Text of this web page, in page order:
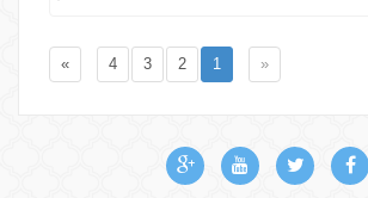
«
1
2
3
4
»